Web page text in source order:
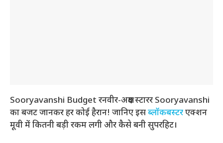
Sooryavanshi Budget रनवीर-अक्षय स्टारर Sooryavanshi
का बजट जानकर हर कोई हैरान! जानिए इसब्लॉकबस्टरएक्शन
मूवी में कितनी बड़ी रकम लगी और कैसे बनी सुपरहिट।